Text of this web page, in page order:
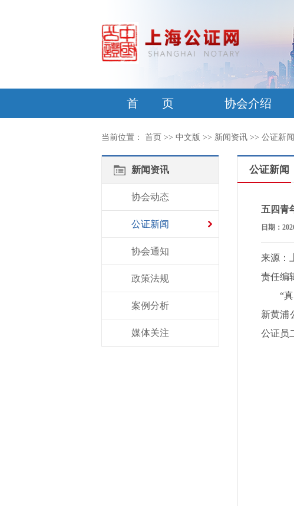
首 页 协会介绍
当前位置： 首页 >> 中文版 >> 新闻资讯 >> 公证新闻
新闻资讯
协会动态
公证新闻
协会通知
政策法规
案例分析
媒体关注
公证新闻
五四青
日期：
来源：
责任编
“
新黄浦
公证员